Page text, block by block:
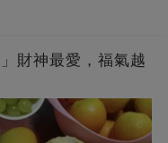
財神最愛，福氣越